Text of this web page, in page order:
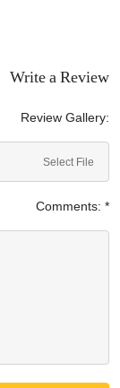
Write a Review
Review Gallery:
Select File
Comments: *